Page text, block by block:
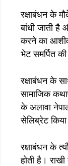
रक्षाबंधन के
बांधी जाती है
करने का
भेट समर्पित
रक्षाबंधन के
सामाजिक
के अलावा
सेलिब्रेट किया
रक्षाबंधन के
होती है।